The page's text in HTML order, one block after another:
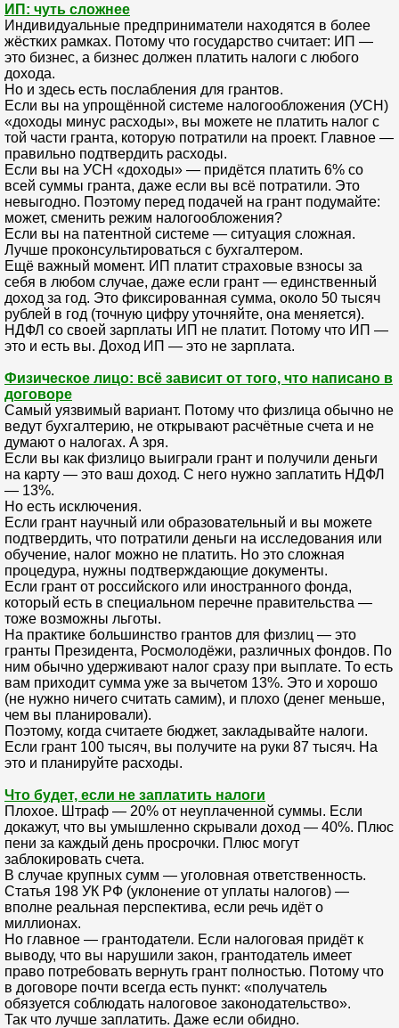
ИП: чуть сложнее
Индивидуальные предприниматели находятся в более
жёстких рамках. Потому что государство считает: ИП —
это бизнес, а бизнес должен платить налоги с любого
дохода.
Но и здесь есть послабления для грантов.
Если вы на упрощённой системе налогообложения (УСН)
«доходы минус расходы», вы можете не платить налог с
той части гранта, которую потратили на проект. Главное —
правильно подтвердить расходы.
Если вы на УСН «доходы» — придётся платить 6% со
всей суммы гранта, даже если вы всё потратили. Это
невыгодно. Поэтому перед подачей на грант подумайте:
может, сменить режим налогообложения?
Если вы на патентной системе — ситуация сложная.
Лучше проконсультироваться с бухгалтером.
Ещё важный момент. ИП платит страховые взносы за
себя в любом случае, даже если грант — единственный
доход за год. Это фиксированная сумма, около 50 тысяч
рублей в год (точную цифру уточняйте, она меняется).
НДФЛ со своей зарплаты ИП не платит. Потому что ИП —
это и есть вы. Доход ИП — это не зарплата.
Физическое лицо: всё зависит от того, что написано в
договоре
Самый уязвимый вариант. Потому что физлица обычно не
ведут бухгалтерию, не открывают расчётные счета и не
думают о налогах. А зря.
Если вы как физлицо выиграли грант и получили деньги
на карту — это ваш доход. С него нужно заплатить НДФЛ
— 13%.
Но есть исключения.
Если грант научный или образовательный и вы можете
подтвердить, что потратили деньги на исследования или
обучение, налог можно не платить. Но это сложная
процедура, нужны подтверждающие документы.
Если грант от российского или иностранного фонда,
который есть в специальном перечне правительства —
тоже возможны льготы.
На практике большинство грантов для физлиц — это
гранты Президента, Росмолодёжи, различных фондов. По
ним обычно удерживают налог сразу при выплате. То есть
вам приходит сумма уже за вычетом 13%. Это и хорошо
(не нужно ничего считать самим), и плохо (денег меньше,
чем вы планировали).
Поэтому, когда считаете бюджет, закладывайте налоги.
Если грант 100 тысяч, вы получите на руки 87 тысяч. На
это и планируйте расходы.
Что будет, если не заплатить налоги
Плохое. Штраф — 20% от неуплаченной суммы. Если
докажут, что вы умышленно скрывали доход — 40%. Плюс
пени за каждый день просрочки. Плюс могут
заблокировать счета.
В случае крупных сумм — уголовная ответственность.
Статья 198 УК РФ (уклонение от уплаты налогов) —
вполне реальная перспектива, если речь идёт о
миллионах.
Но главное — грантодатели. Если налоговая придёт к
выводу, что вы нарушили закон, грантодатель имеет
право потребовать вернуть грант полностью. Потому что
в договоре почти всегда есть пункт: «получатель
обязуется соблюдать налоговое законодательство».
Так что лучше заплатить. Даже если обидно.